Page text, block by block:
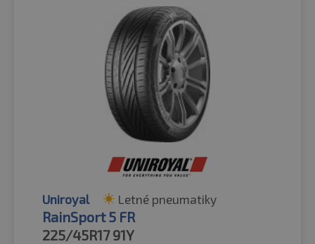
Uniroyal Letné pneumatiky
RainSport 5 FR
225/45R17 91Y